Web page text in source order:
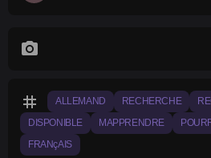
photo_camera
tag ALLEMAND RECHERCHE
DISPONIBLE MAPPRENDRE
FRANçAIS